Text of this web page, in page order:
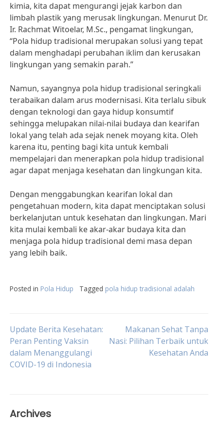
kimia, kita dapat mengurangi jejak karbon dan
limbah plastik yang merusak lingkungan. Menurut Dr.
Ir. Rachmat Witoelar, M.Sc., pengamat lingkungan,
“Pola hidup tradisional merupakan solusi yang tepat
dalam menghadapi perubahan iklim dan kerusakan
lingkungan yang semakin parah.”
Namun, sayangnya pola hidup tradisional seringkali
terabaikan dalam arus modernisasi. Kita terlalu sibuk
dengan teknologi dan gaya hidup konsumtif
sehingga melupakan nilai-nilai budaya dan kearifan
lokal yang telah ada sejak nenek moyang kita. Oleh
karena itu, penting bagi kita untuk kembali
mempelajari dan menerapkan pola hidup tradisional
agar dapat menjaga kesehatan dan lingkungan kita.
Dengan menggabungkan kearifan lokal dan
pengetahuan modern, kita dapat menciptakan solusi
berkelanjutan untuk kesehatan dan lingkungan. Mari
kita mulai kembali ke akar-akar budaya kita dan
menjaga pola hidup tradisional demi masa depan
yang lebih baik.
Posted in Pola Hidup Tagged pola hidup tradisional adalah
Post
navigation
Update Berita Kesehatan:
Peran Penting Vaksin
dalam Menanggulangi
COVID-19 di Indonesia
Makanan Sehat Tanpa
Nasi: Pilihan Terbaik untuk
Kesehatan Anda
Archives